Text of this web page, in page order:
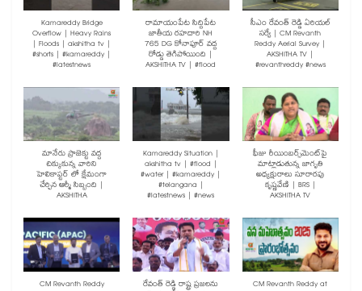
Kamareddy Bridge
Overflow | Heavy Rains
| Floods | akshitha tv |
#shorts | #kamareddy |
#latestnews
రామాయంపేట సిద్దిపేట
జాతీయ రహదారి NH
765 DG కోనాపూర్ వద్ద
రోడ్డు తెగిపోయింది |
AKSHITHA TV | #flood
సీఎం రేవంత్ రెడ్డి ఏరియల్
సర్వే | CM Revanth
Reddy Aerial Survey |
AKSHITHA TV |
#revanthreddy #news
మానేరు ప్రాజెక్టు వద్ద
చిక్కుకున్న వారిని
హెలికాప్టర్ లో క్షేమంగా
చేర్చిన ఆర్మీ సిబ్బంది |
AKSHITHA
Kamareddy Situation |
akshitha tv | #flood |
#water | #kamareddy |
#telangana |
#latestnews | #news
ఫీజు రీయింబర్స్‌మెంట్‌పై
మాట్లాడుతున్న జాగృతి
అధ్యక్షురాలు సూరారపు
కృష్ణవేణి | BRS |
AKSHITHA TV
CM Revanth Reddy రేవంత్ రెడ్డి రాష్ట్ర ప్రజలను CM Revanth Reddy at